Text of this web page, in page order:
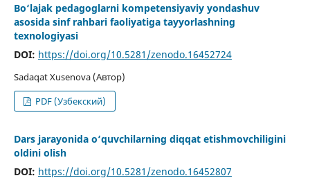
Bo‘lajak pedagoglarni kompetensiyaviy yondashuv
asosida sinf rahbari faoliyatiga tayyorlashning
texnologiyasi
DOI: https://doi.org/10.5281/zenodo.16452724
Sadaqat Xusenova (Автор)
PDF (Узбекский)
Dars jarayonida o‘quvchilarning diqqat etishmovchiligini
oldini olish
DOI: https://doi.org/10.5281/zenodo.16452807